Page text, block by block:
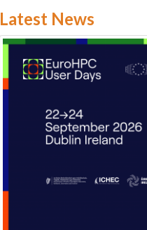
Latest News